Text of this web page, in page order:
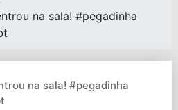
na sala! #pegadinha
na sala! #pegadinha